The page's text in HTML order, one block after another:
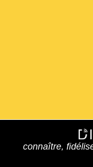
connaître,